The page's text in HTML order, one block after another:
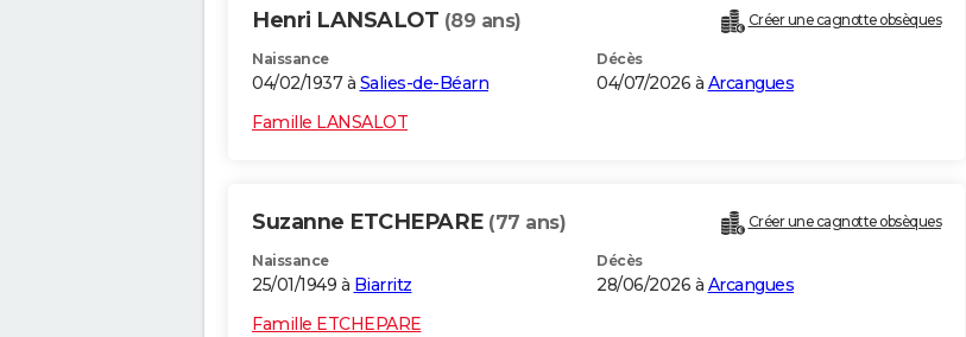
Henri LANSALOT (89 ans) Créer une cagnotte obsèques
Naissance
04/02/1937 à Salies-de-Béarn
Décès
04/07/2026 à Arcangues
Famille LANSALOT
Suzanne ETCHEPARE (77 ans) Créer une cagnotte obsèques
Naissance
25/01/1949 à Biarritz
Décès
28/06/2026 à Arcangues
Famille ETCHEPARE